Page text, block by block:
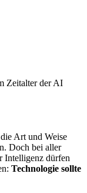
Zeitalter der AI
Art und Weise
Doch bei aller
Intelligenz dürfen
Technologie sollte